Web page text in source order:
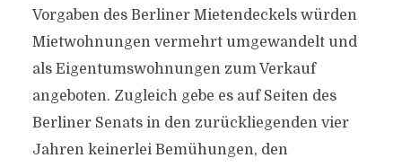
Vorgaben des Berliner Mietendeckels würden
Mietwohnungen vermehrt umgewandelt und
als Eigentumswohnungen zum Verkauf
angeboten. Zugleich gebe es auf Seiten des
Berliner Senats in den zurückliegenden vier
Jahren keinerlei Bemühungen, den